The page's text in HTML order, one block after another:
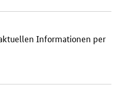
Informationen per